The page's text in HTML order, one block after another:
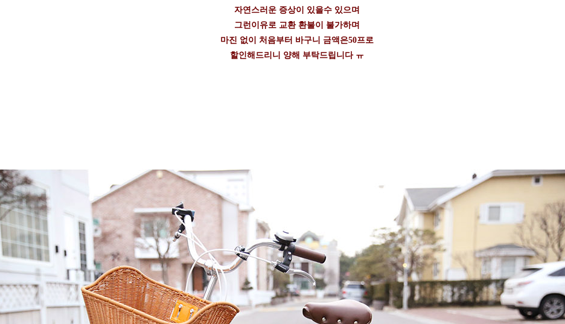
자연스러운 증상이 있을수 있으며
그런이유로 교환 환불이 불가하며
마진 없이 처음부터 바구니 금액은50프로
할인해드리니 양해 부탁드립니다 ㅠ